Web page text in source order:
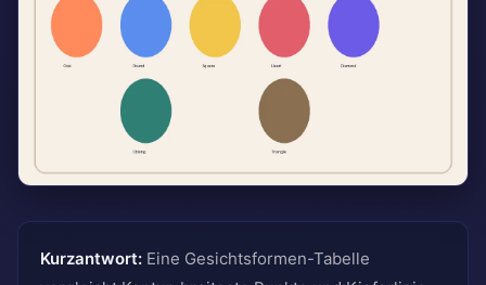
Kurzantwort: Eine Gesichtsformen-Tabelle